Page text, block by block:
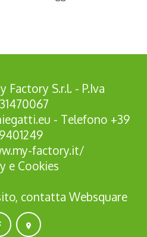
S.r.l. - P.Iva
- Telefono +39
factory.it/
e Cookies
contatta Websquare